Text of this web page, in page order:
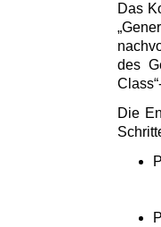
Das
des
Die